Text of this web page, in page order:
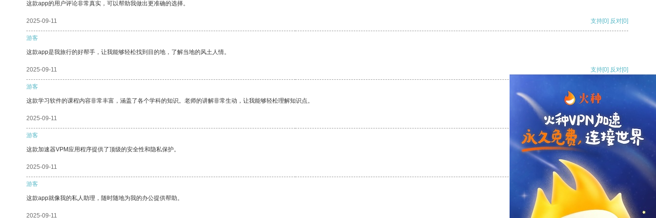
这款app的用户评论非常真实，可以帮助我做出更准确的选择。
2025-09-11 支持[0] 反对[0]
游客
这款app是我旅行的好帮手，让我能够轻松找到目的地，了解当地的风土人情。
2025-09-11 支持[0] 反对[0]
游客
这款学习软件的课程内容非常丰富，涵盖了各个学科的知识。老师的讲解非常生动，让我能够轻松理解知识点。
2025-09-11 支持[0] 反对
游客
这款加速器VPM应用程序提供了顶级的安全性和隐私保护。
2025-09-11 支持
游客
这款app就像我的私人助理，随时随地为我的办公提供帮助。
2025-09-11 反对 [0]